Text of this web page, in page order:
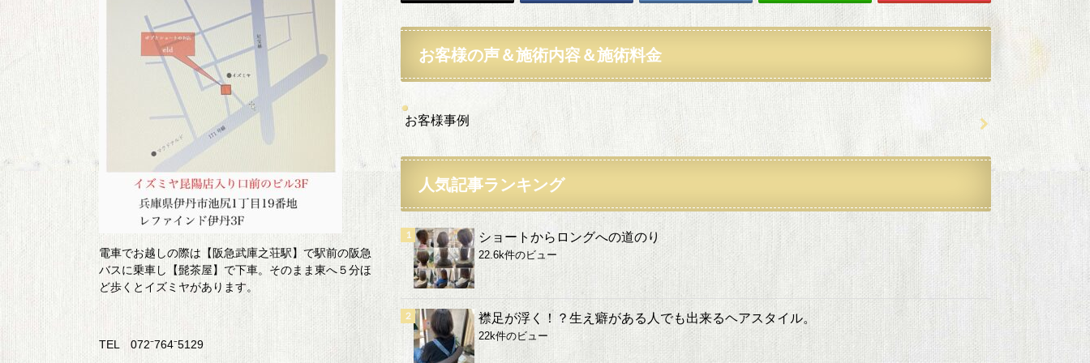
お客様の声＆施術内容＆施術料金
お客様事例
人気記事ランキング
ショートからロングへの道のり
22.6k件のビュー
襟足が浮く！？生え癖がある人でも出来るヘアスタイル。
22k件のビュー
電車でお越しの際は【阪急武庫之荘駅】で駅前の阪急
バスに乗車し【髭茶屋】で下車。そのまま東へ５分ほ
ど歩くとイズミヤがあります。
TEL 072⁻764⁻5129